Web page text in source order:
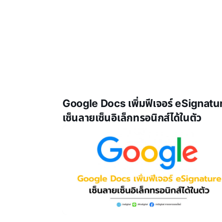
Google Docs เพิ่มฟีเจอร์
เซ็นลายเซ็นอิเล็กทรอนิกส์ได้ในตัว